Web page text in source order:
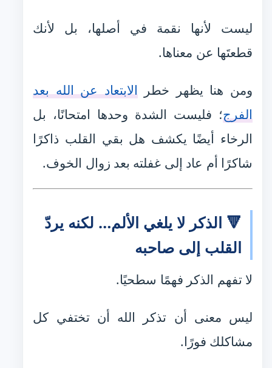
ليست لأنها نقمة في أصلها، بل لأنك
قطعتَها عن معناها.
ومن هنا يظهر خطرالابتعاد عن الله بعد
الفرج؛ فليست الشدة وحدها امتحانًا، بل
الرخاء أيضًا يكشف هل بقي القلب ذاكرًا
شاكرًا أم عاد إلى غفلته بعد زوال الخوف.
🔻 الذكر لا يلغي الألم… لكنه يردّ
القلب إلى صاحبه
لا تفهم الذكر فهمًا سطحيًا.
ليس معنى أن تذكر الله أن تختفي كل
مشاكلك فورًا.